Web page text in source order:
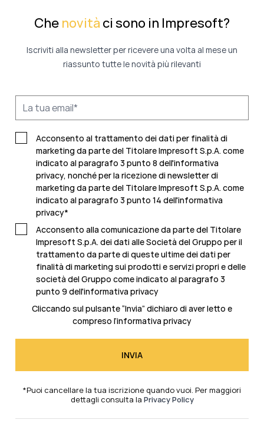
Che novità ci sono in Impresoft?
Iscriviti alla newsletter per ricevere una volta al mese un
riassunto tutte le novità più rilevanti
Acconsento al trattamento dei dati per finalità di
marketing da parte del Titolare Impresoft S.p.A. come
indicato al paragrafo 3 punto 8 dell'informativa
privacy, nonché per la ricezione di newsletter di
marketing da parte del Titolare Impresoft S.p.A. come
indicato al paragrafo 3 punto 14 dell'informativa
privacy*
Acconsento alla comunicazione da parte del Titolare
Impresoft S.p.A. dei dati alle Società del Gruppo per il
trattamento da parte di queste ultime dei dati per
finalità di marketing sui prodotti e servizi propri e delle
società del Gruppo come indicato al paragrafo 3
punto 9 dell'informativa privacy
Cliccando sul pulsante “Invia” dichiaro di aver letto e
compreso l’informativa privacy
*Puoi cancellare la tua iscrizione quando vuoi. Per maggiori
dettagli consulta la Privacy Policy